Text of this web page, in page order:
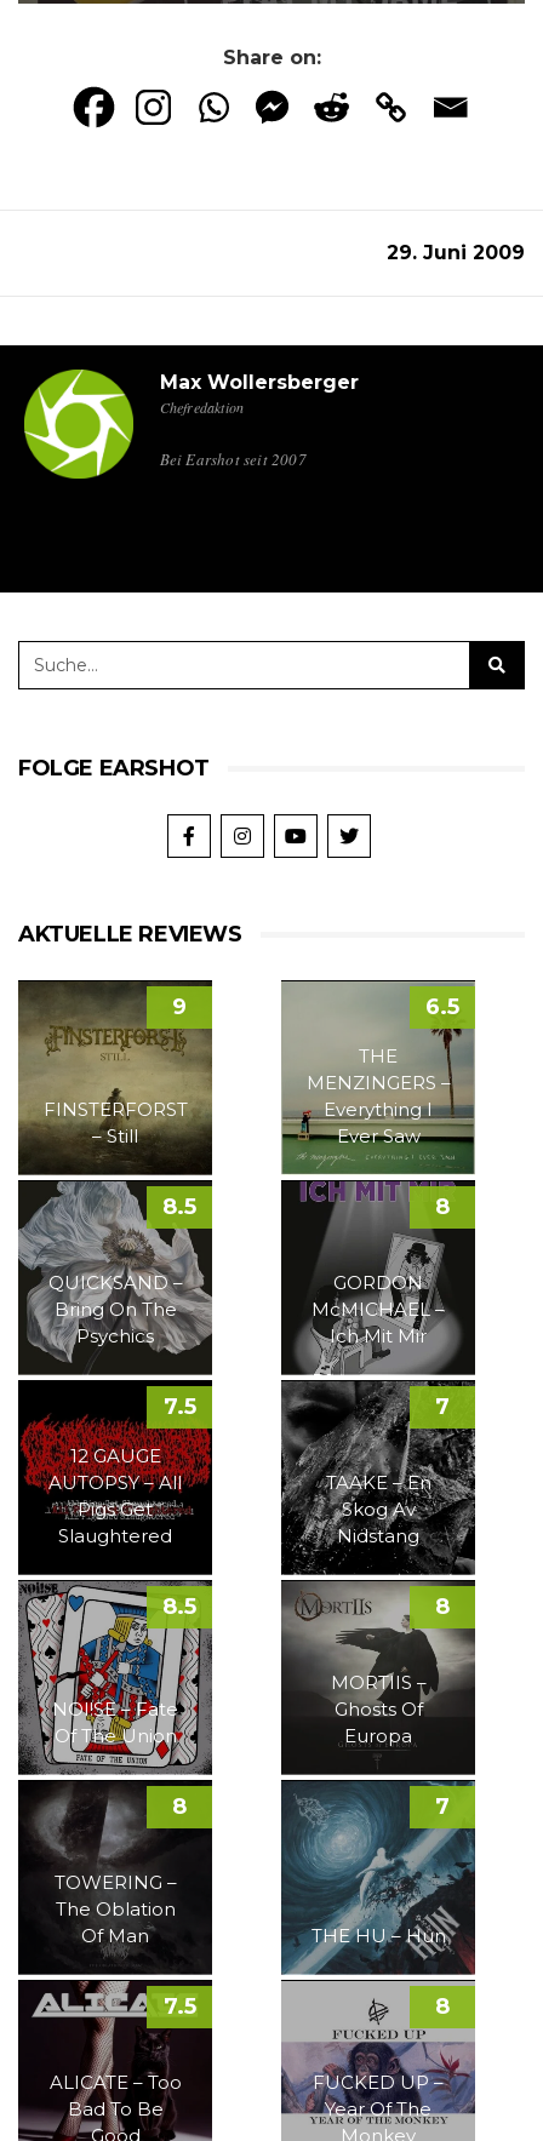
Share on:
29. Juni 2009
Max Wollersberger
Chefredaktion
Bei Earshot seit 2007
FOLGE EARSHOT
AKTUELLE REVIEWS
FINSTERFORST
– Still
9
THE
MENZINGERS –
Everything I
Ever Saw
6.5
QUICKSAND –
Bring On The
Psychics
8.5
GORDON
McMICHAEL –
Ich Mit Mir
8
12 GAUGE
AUTOPSY – All
Pigs Get
Slaughtered
7.5
TAAKE – En
Skog Av
Nidstang
7
NOI!SE – Fate
Of The Union
8.5
MORTIIS –
Ghosts Of
Europa
8
TOWERING –
The Oblation
Of Man
8
THE HU – Hun
7
ALICATE – Too
Bad To Be
Good
7.5
FUCKED UP –
Year Of The
Monkey
8